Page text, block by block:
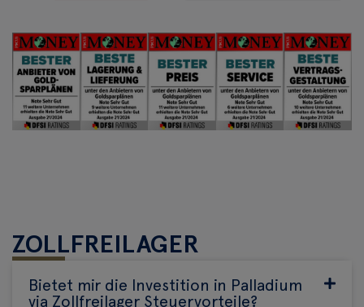
ZOLLFREILAGER
Bietet mir die Investition in Palladium
via Zollfreilager Steuervorteile?